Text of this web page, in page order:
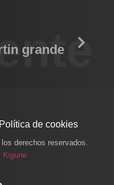
grande
Política de cookies
derechos reservados.
Kigune